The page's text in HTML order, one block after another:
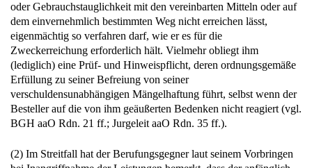
oder Gebrauchstauglichkeit mit den vereinbarten Mitteln oder auf
dem einvernehmlich bestimmten Weg nicht erreichen lässt,
eigenmächtig so verfahren darf, wie er es für die
Zweckerreichung erforderlich hält. Vielmehr obliegt ihm
(lediglich) eine Prüf- und Hinweispflicht, deren ordnungsgemäße
Erfüllung zu seiner Befreiung von seiner
verschuldensunabhängigen Mängelhaftung führt, selbst wenn der
Besteller auf die von ihm geäußerten Bedenken nicht reagiert (vgl.
BGH aaO Rdn. 21 ff.; Jurgeleit aaO Rdn. 35 ff.).
(2) Im Streitfall hat der Berufungsgegner laut seinem Vorbringen